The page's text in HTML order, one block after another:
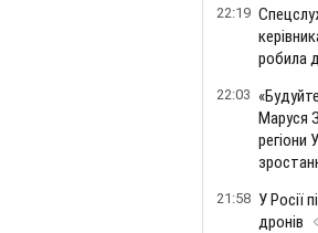
22:19
робила
22:03
Маруся
регіони
21:58 У Росії
дронів